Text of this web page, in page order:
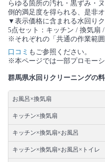
らゆる箇所の汚れ・黒ずみ・
倒的満足度を得られる、是非
▼表示価格に含まれる水回り
5点セット：キッチン / 換気扇
※それぞれの「共通の作業範囲
口コミ もご参照ください。
※本ページでは一部プロモー
群馬県水回りクリーニングの
お風呂×換気扇
キッチン×換気扇
キッチン×換気扇×お風呂
キッチン×換気扇×お風呂×トイレ